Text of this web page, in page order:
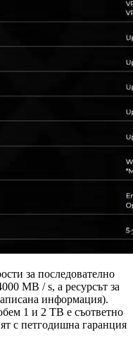
за последователно
MB / s, а ресурсът за
информация).
1 и 2 TB е съответно
с петгодишна гаранция